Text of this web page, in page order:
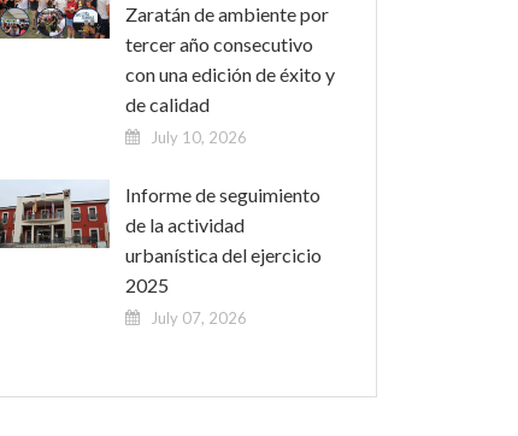
Zaratán de ambiente por
tercer año consecutivo
con una edición de éxito y
de calidad
July 10, 2026
Informe de seguimiento
de la actividad
urbanística del ejercicio
2025
July 07, 2026